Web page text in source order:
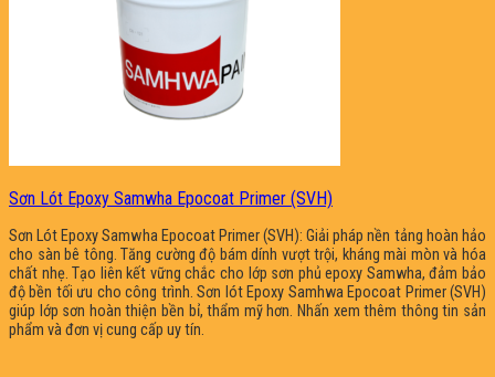
Sơn Lót Epoxy Samwha Epocoat Primer (SVH)
Sơn Lót Epoxy Samwha Epocoat Primer (SVH): Giải pháp nền tảng hoàn hảo
cho sàn bê tông. Tăng cường độ bám dính vượt trội, kháng mài mòn và hóa
chất nhẹ. Tạo liên kết vững chắc cho lớp sơn phủ epoxy Samwha, đảm bảo
độ bền tối ưu cho công trình. Sơn lót Epoxy Samhwa Epocoat Primer (SVH)
giúp lớp sơn hoàn thiện bền bỉ, thẩm mỹ hơn. Nhấn xem thêm thông tin sản
phẩm và đơn vị cung cấp uy tín.